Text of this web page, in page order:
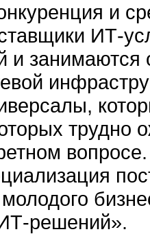
и
ИТ-
и
трудно
решений».